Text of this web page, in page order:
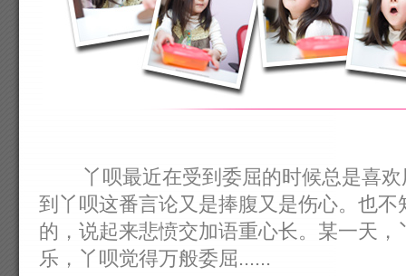
丫呗最近在受到委屈的时候总是喜欢
到丫呗这番言论又是捧腹又是伤心。也
的，说起来悲愤交加语重心长。某一天
乐，丫呗觉得万般委屈......